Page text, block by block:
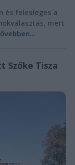
és felesleges a
mert
Szőke Tisza